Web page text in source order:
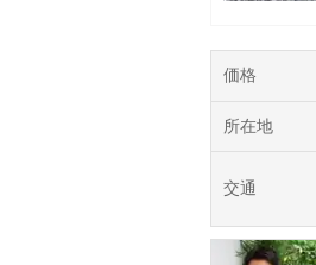
価格
所在地
交通